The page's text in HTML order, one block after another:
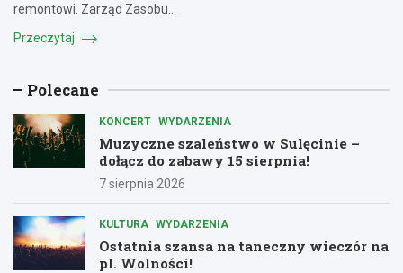
remontowi. Zarząd Zasobu…
Przeczytaj
Polecane
KONCERT WYDARZENIA
Muzyczne szaleństwo w Sulęcinie –
dołącz do zabawy 15 sierpnia!
7 sierpnia 2026
KULTURA WYDARZENIA
Ostatnia szansa na taneczny wieczór na
pl. Wolności!